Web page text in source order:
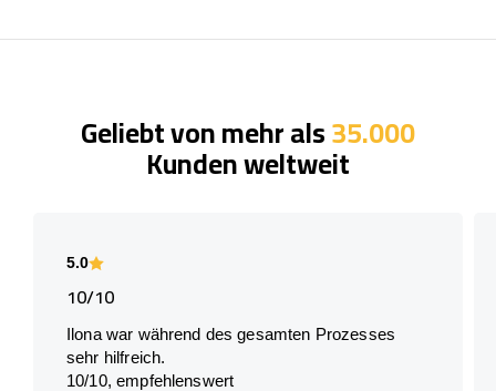
Geliebt von mehr als35.000
Kunden weltweit
5.0
10/10
Ilona war während des gesamten Prozesses
sehr hilfreich.
10/10, empfehlenswert